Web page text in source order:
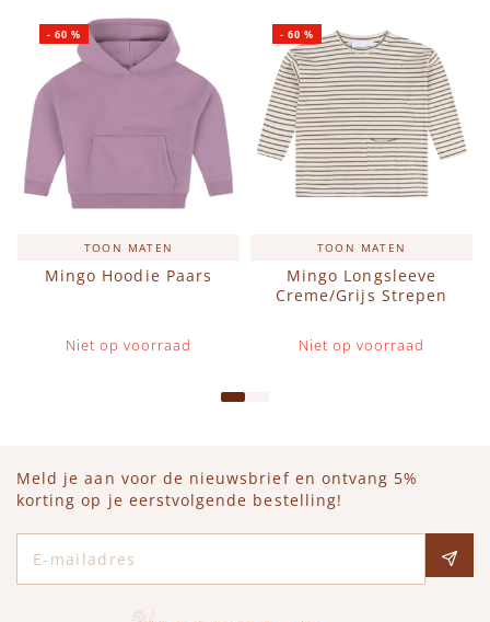
TOON MATEN
Mingo Hoodie Paars
Niet op voorraad
-60 %
TOON MATEN
Mingo Longsleeve
Creme/Grijs Strepen
Niet op voorraad
-60 %
Meld je aan voor de nieuwsbrief en ontvang 5%
korting op je eerstvolgende bestelling!